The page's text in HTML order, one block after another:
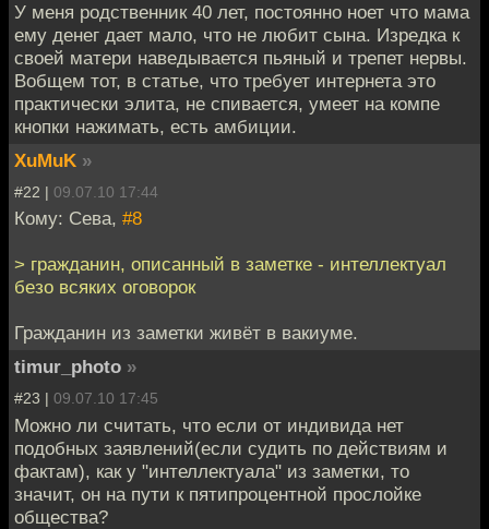
У меня родственник 40 лет, постоянно ноет что мама
ему денег дает мало, что не любит сына. Изредка к
своей матери наведывается пьяный и трепет нервы.
Вобщем тот, в статье, что требует интернета это
практически элита, не спивается, умеет на компе
кнопки нажимать, есть амбиции.
XuMuK »
#22 | 09.07.10 17:44
Кому: Сева, #8
> гражданин, описанный в заметке - интеллектуал
безо всяких оговорок
Гражданин из заметки живёт в вакиуме.
timur_photo »
#23 | 09.07.10 17:45
Можно ли считать, что если от индивида нет
подобных заявлений(если судить по действиям и
фактам), как у "интеллектуала" из заметки, то
значит, он на пути к пятипроцентной прослойке
общества?